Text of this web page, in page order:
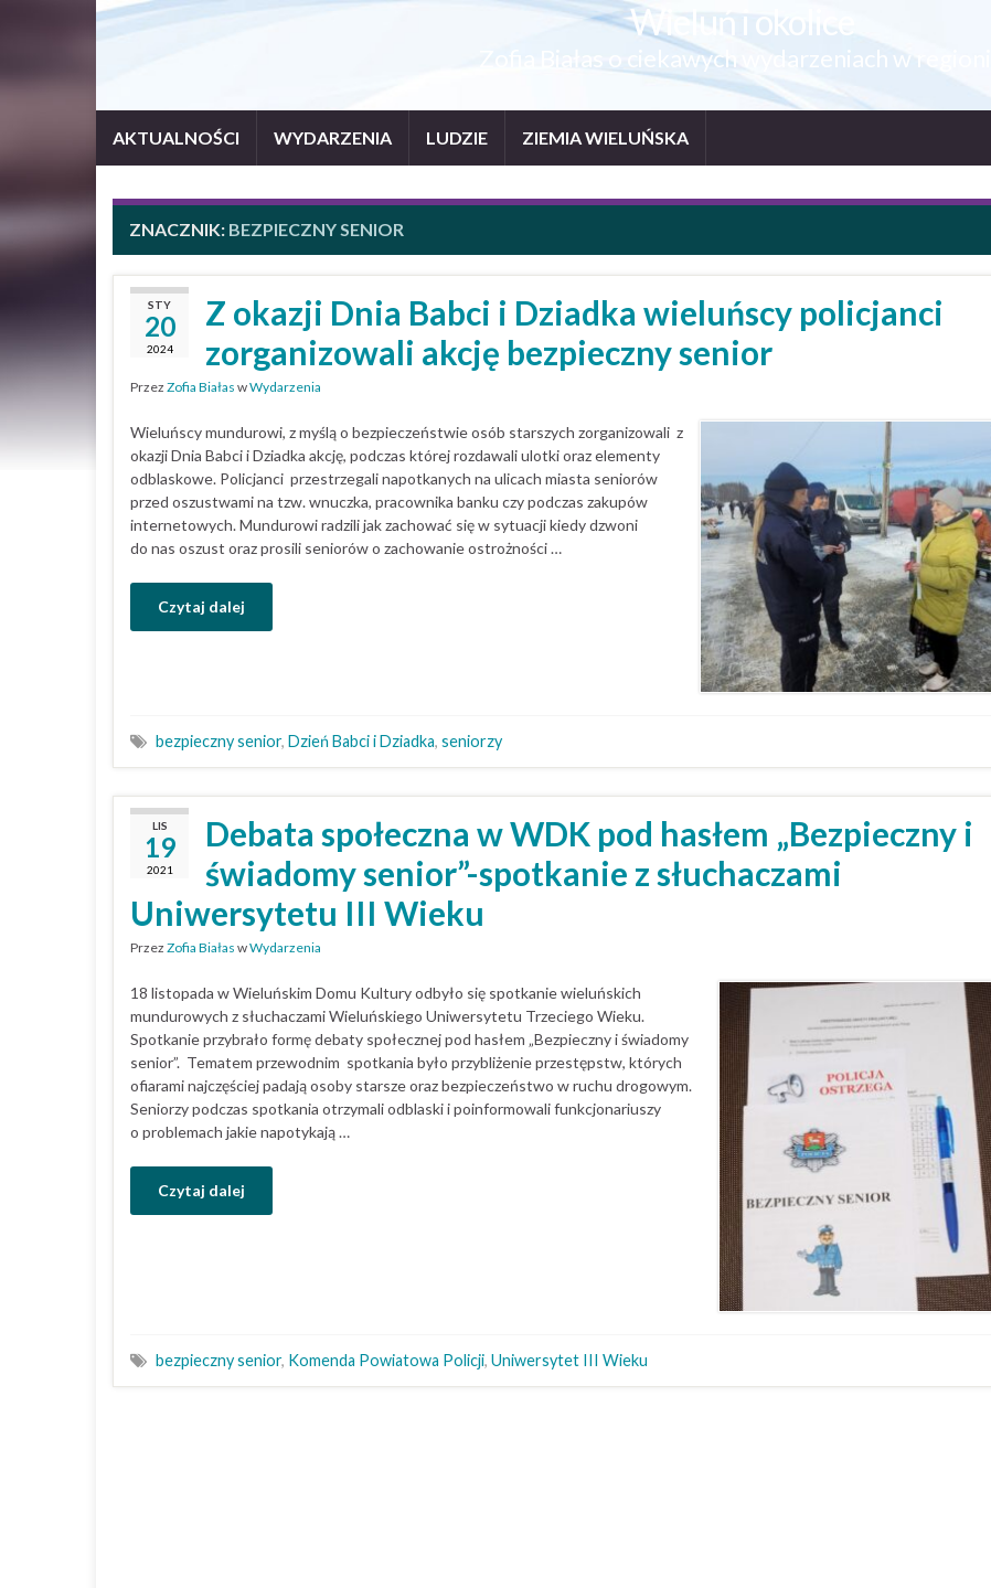
Wieluń i okolice
Zofia Białas o ciekawych wydarzeniach w regionie
AKTUALNOŚCI WYDARZENIA LUDZIE ZIEMIA WIELUŃSKA
ZNACZNIK: BEZPIECZNY SENIOR
STY
20
2024
Z okazji Dnia Babci i Dziadka wieluńscy policjanci
zorganizowali akcję bezpieczny senior
Przez Zofia Białas wWydarzenia
Wieluńscy mundurowi, z myślą o bezpieczeństwie osób starszych zorganizowali z
okazji Dnia Babci i Dziadka akcję, podczas której rozdawali ulotki oraz elementy
odblaskowe. Policjanci przestrzegali napotkanych na ulicach miasta seniorów
przed oszustwami na tzw. wnuczka, pracownika banku czy podczas zakupów
internetowych. Mundurowi radzili jak zachować się w sytuacji kiedy dzwoni
do nas oszust oraz prosili seniorów o zachowanie ostrożności …
Czytaj dalej
bezpieczny senior, Dzień Babci i Dziadka, seniorzy
LIS
19
2021
Debata społeczna w WDK pod hasłem „Bezpieczny i
świadomy senior”-spotkanie z słuchaczami
Uniwersytetu III Wieku
Przez Zofia Białas wWydarzenia
18 listopada w Wieluńskim Domu Kultury odbyło się spotkanie wieluńskich
mundurowych z słuchaczami Wieluńskiego Uniwersytetu Trzeciego Wieku.
Spotkanie przybrało formę debaty społecznej pod hasłem „Bezpieczny i świadomy
senior”. Tematem przewodnim spotkania było przybliżenie przestępstw, których
ofiarami najczęściej padają osoby starsze oraz bezpieczeństwo w ruchu drogowym.
Seniorzy podczas spotkania otrzymali odblaski i poinformowali funkcjonariuszy
o problemach jakie napotykają …
Czytaj dalej
bezpieczny senior, Komenda Powiatowa Policji, Uniwersytet III Wieku